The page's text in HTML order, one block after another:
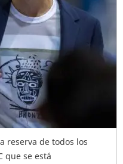
reserva de todos los
que se está